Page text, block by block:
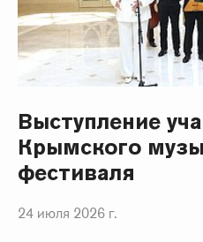
Выступление
Крымского
фестиваля
24 июля 2026 г.